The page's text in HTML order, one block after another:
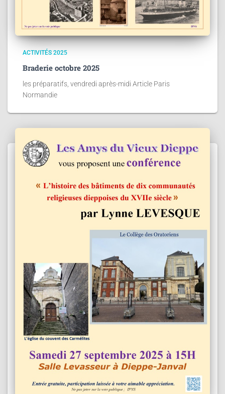
ACTIVITÉS 2025
Braderie octobre 2025
les préparatifs, vendredi après-midi Article Paris
Normandie